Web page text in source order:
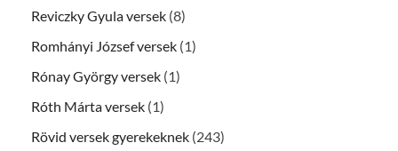
Reviczky Gyula versek (8)
Romhányi József versek (1)
Rónay György versek (1)
Róth Márta versek (1)
Rövid versek gyerekeknek (243)